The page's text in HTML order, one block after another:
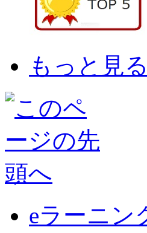
もっと見る
eラーニン